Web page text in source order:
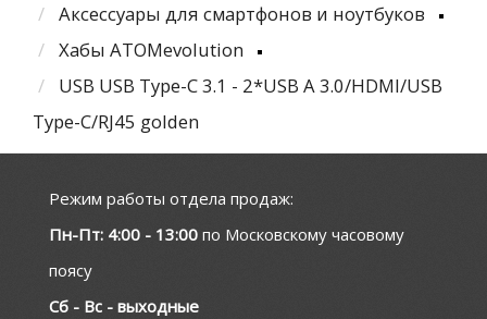
Аксессуары для смартфонов и ноутбуков
Хабы ATOMevolution
USB USB Type-C 3.1 - 2*USB А 3.0/HDMI/USB
Type-C/RJ45 golden
Режим работы отдела продаж:
Пн-Пт: 4:00 - 13:00 по Московскому часовому
поясу
Сб - Вс - выходные